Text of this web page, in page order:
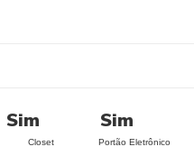
Sim
Closet
Sim
Portão Eletrônico